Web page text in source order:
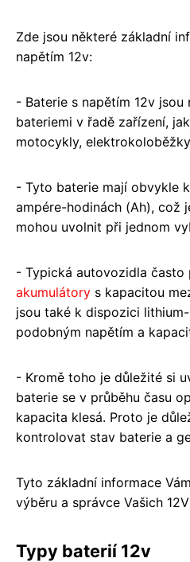
Zde jsou některé základní
napětím 12v:
- Baterie s napětím 12v
bateriemi v řadě zařízení,
motocykly,
- Tyto baterie mají obvykle
ampére-hodinách (Ah), což
mohou uvolnit při jednom
- Typická autovozidla často
akumulátory s kapacitou
jsou také k dispozici
podobným napětím a
- Kromě toho je důležité si
baterie se v průběhu času
kapacita klesá. Proto je
kontrolovat stav baterie a
Tyto základní informace
výběru a správce Vašich
Typy baterií 12v